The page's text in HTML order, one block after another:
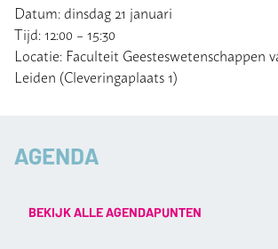
Datum: dinsdag 21 januari
Tijd: 12:00 – 15:30
Locatie: Faculteit Geesteswetenschappen
Leiden (Cleveringaplaats 1)
AGENDA
BEKIJK ALLE AGENDAPUNTEN